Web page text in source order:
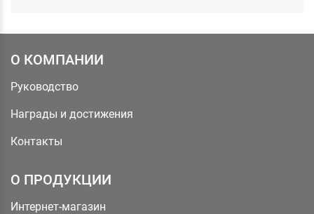
О КОМПАНИИ
Руководство
Награды и достижения
Контакты
О ПРОДУКЦИИ
Интернет-магазин